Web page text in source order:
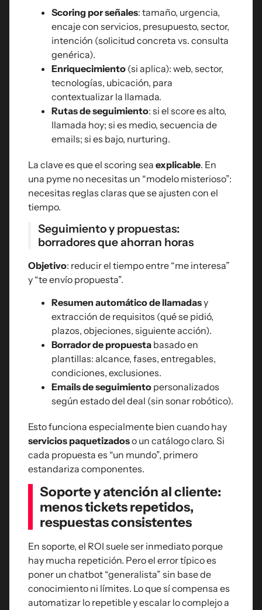
Scoring por señales: tamaño, urgencia,
encaje con servicios, presupuesto, sector,
intención (solicitud concreta vs. consulta
genérica).
Enriquecimiento (si aplica): web, sector,
tecnologías, ubicación, para
contextualizar la llamada.
Rutas de seguimiento: si el score es alto,
llamada hoy; si es medio, secuencia de
emails; si es bajo, nurturing.
La clave es que el scoring sea explicable. En
una pyme no necesitas un “modelo misterioso”:
necesitas reglas claras que se ajusten con el
tiempo.
Seguimiento y propuestas:
borradores que ahorran horas
Objetivo: reducir el tiempo entre “me interesa”
y “te envío propuesta”.
Resumen automático de llamadasy
extracción de requisitos (qué se pidió,
plazos, objeciones, siguiente acción).
Borrador de propuesta basado en
plantillas: alcance, fases, entregables,
condiciones, exclusiones.
Emails de seguimiento personalizados
según estado del deal (sin sonar robótico).
Esto funciona especialmente bien cuando hay
servicios paquetizadoso un catálogo claro. Si
cada propuesta es “un mundo”, primero
estandariza componentes.
Soporte y atención al cliente:
menos tickets repetidos,
respuestas consistentes
En soporte, el ROI suele ser inmediato porque
hay mucha repetición. Pero el error típico es
poner un chatbot “generalista” sin base de
conocimiento ni límites. Lo que sí compensa es
automatizar lo repetible y escalar lo complejo a